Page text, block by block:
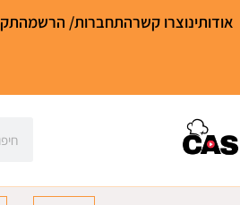
אודותינוצרו קשרהתחברות/ הרשמה